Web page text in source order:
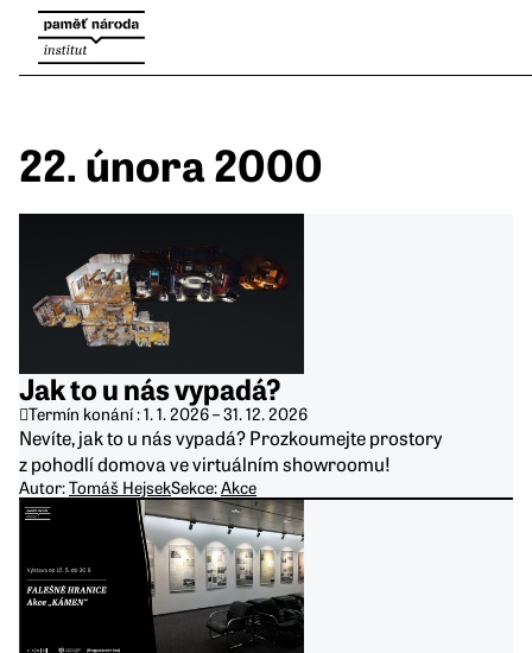
22. února 2000
Jak to u nás vypadá?
Termín konání :1. 1. 2026–31. 12. 2026
Nevíte, jak to u nás vypadá? Prozkoumejte prostory
z pohodlí domova ve virtuálním showroomu!
Autor:Tomáš HejsekSekce:Akce